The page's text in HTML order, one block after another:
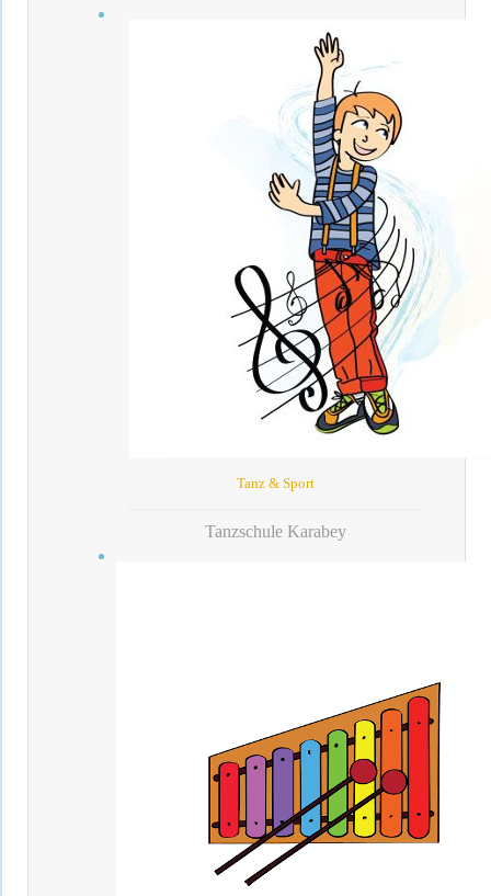
Tanz & Sport
Tanzschule Karabey